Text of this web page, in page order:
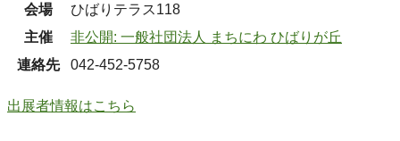
会場
ひばりテラス118
主催
非公開: 一般社団法人 まちにわ ひばりが丘
連絡先
042-452-5758
出展者情報はこちら